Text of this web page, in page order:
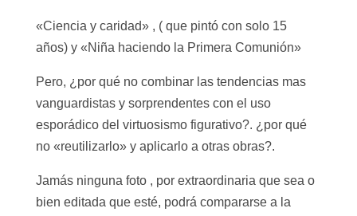
«Ciencia y caridad» , ( que pintó con solo 15
años) y «Niña haciendo la Primera Comunión»
Pero, ¿por qué no combinar las tendencias mas
vanguardistas y sorprendentes con el uso
esporádico del virtuosismo figurativo?. ¿por qué
no «reutilizarlo» y aplicarlo a otras obras?.
Jamás ninguna foto , por extraordinaria que sea o
bien editada que esté, podrá compararse a la